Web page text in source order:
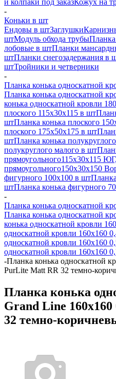
и колпаки под заказКожух на
-
Коньки в шт
Ендовы в штЗаглушки
штМодуль обхода трубы
лобовые в штПланки
штПланки снегозадержания в
штТройники и четверники
-
Планка конька односкатной
Планка конька односкатной
конька односкатной кровли
плоского 115х30х115 в шт
штПланка конька плоского
плоского 175х50х175 в шт
штПланка конька
полукруглого малого в шт
прямоугольного115х30х115
прямоугольного150х30х150
фигурного 100x100 в шт
штПланка конька фигурного
-
Планка конька односкатной
Планка конька односкатной
конька односкатной кровли
односкатной кровли 160х160
односкатной кровли 160х160
односкатной кровли 160х160
-Планка конька односкатной
PurLite Matt RR 32 темно-
Планка конька
Grand Line
32 темно-